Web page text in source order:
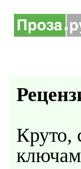
Круто,